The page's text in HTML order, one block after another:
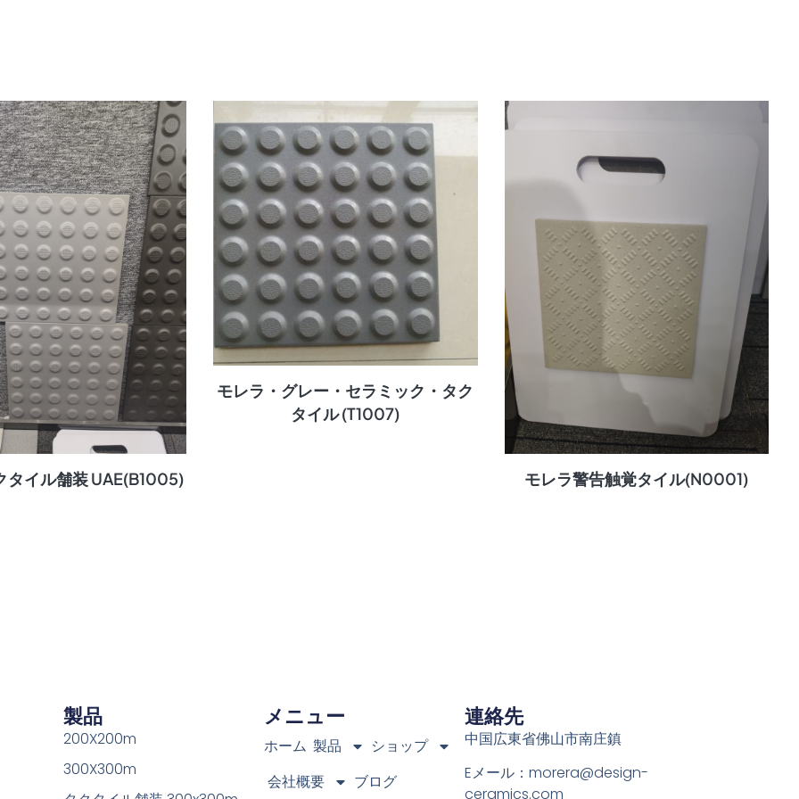
タイル舗装 UAE(B1005)
モレラ・グレー・セラミック・タク
タイル (T1007)
モレラ警告触覚タイル(N0001)
製品
200X200m
300X300m
メニュー
ホーム 製品
ショップ
会社概要
ブログ
連絡先
中国広東省佛山市南庄鎮
Eメール：morera@design-
ceramics.com